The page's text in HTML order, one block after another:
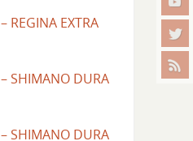
REGINA EXTRA
SHIMANO DURA
SHIMANO DURA